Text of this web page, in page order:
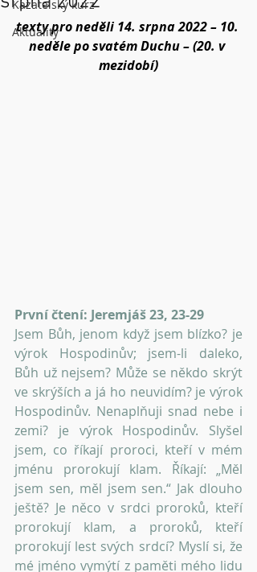
Kazatelský kurz
Aktuality
texty pro neděli 14. srpna 2022 – 10.
neděle po svatém Duchu – (20. v
mezidobí)
První čtení: Jeremjáš 23, 23-29
Jsem Bůh, jenom když jsem blízko? je
výrok Hospodinův; jsem-li daleko,
Bůh už nejsem? Může se někdo skrýt
ve skrýších a já ho neuvidím? je výrok
Hospodinův. Nenaplňuji snad nebe i
zemi? je výrok Hospodinův. Slyšel
jsem, co říkají proroci, kteří v mém
jménu prorokují klam. Říkají: „Měl
jsem sen, měl jsem sen.“ Jak dlouho
ještě? Je něco v srdci proroků, kteří
prorokují klam, a proroků, kteří
prorokují lest svých srdcí? Myslí si, že
mé jméno vymýtí z paměti mého lidu